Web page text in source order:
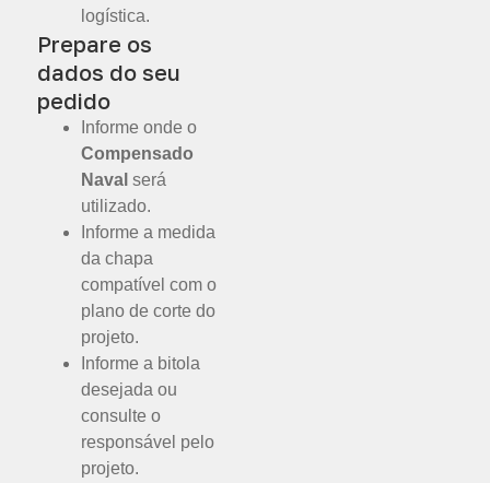
logística.
Prepare os
dados do seu
pedido
Informe onde o
Compensado
Naval será
utilizado.
Informe a medida
da chapa
compatível com o
plano de corte do
projeto.
Informe a bitola
desejada ou
consulte o
responsável pelo
projeto.